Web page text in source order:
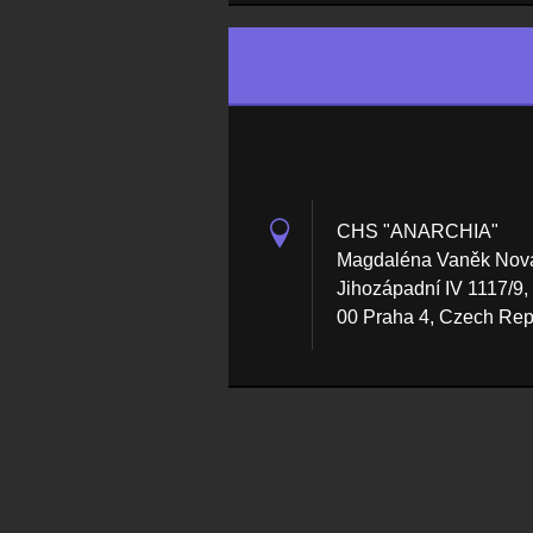
CHS "ANARCHIA"
Magdaléna Vaněk
Jihozápadní IV 1117/9,
00 Praha 4, Czech